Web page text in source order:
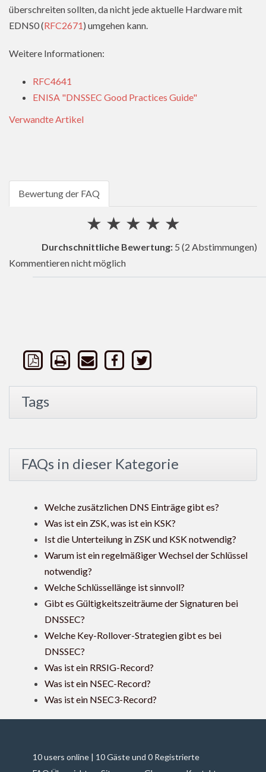
überschreiten sollten, da nicht jede aktuelle Hardware mit
EDNS0 (RFC2671) umgehen kann.
Weitere Informationen:
RFC4641
ENISA "DNSSEC Good Practices Guide"
Verwandte Artikel
Bewertung der FAQ
★
★
★
★
★
Durchschnittliche Bewertung: 5 (2 Abstimmungen)
Kommentieren nicht möglich
Tags
FAQs in dieser Kategorie
Welche zusätzlichen DNS Einträge gibt es?
Was ist ein ZSK, was ist ein KSK?
Ist die Unterteilung in ZSK und KSK notwendig?
Warum ist ein regelmäßiger Wechsel der Schlüssel
notwendig?
Welche Schlüssellänge ist sinnvoll?
Gibt es Gültigkeitszeiträume der Signaturen bei
DNSSEC?
Welche Key-Rollover-Strategien gibt es bei
DNSSEC?
Was ist ein RRSIG-Record?
Was ist ein NSEC-Record?
Was ist ein NSEC3-Record?
10 users online | 10 Gäste und 0 Registrierte